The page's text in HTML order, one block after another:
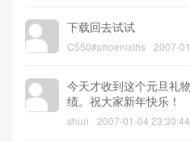
下载回去试试
C550#phoenixlhs 2007-
今天才收到这个元旦礼
绩。祝大家新年快乐！
shun 2007-01-04 23:30:44